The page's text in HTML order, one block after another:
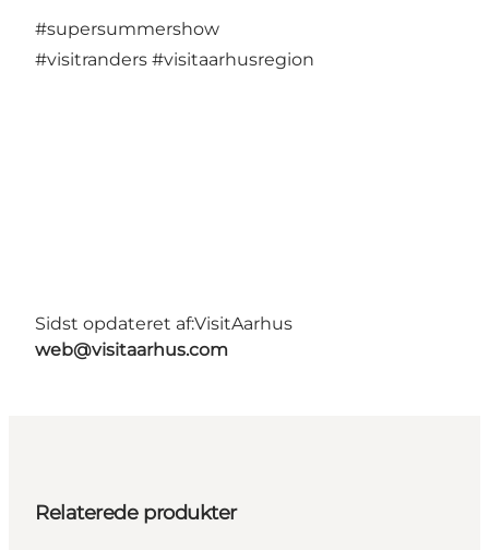
#supersummershow
#visitranders #visitaarhusregion
Sidst opdateret af:VisitAarhus
web@visitaarhus.com
Relaterede produkter